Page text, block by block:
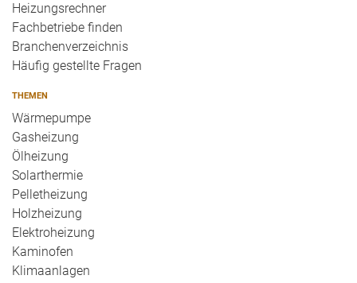
Heizungsrechner
Fachbetriebe finden
Branchenverzeichnis
Häufig gestellte Fragen
THEMEN
Wärmepumpe
Gasheizung
Ölheizung
Solarthermie
Pelletheizung
Holzheizung
Elektroheizung
Kaminofen
Klimaanlagen